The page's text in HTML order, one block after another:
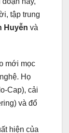
tập trung
Huyễn và
mới mọc
Họ
Cap), cải
và đổ
hiện của